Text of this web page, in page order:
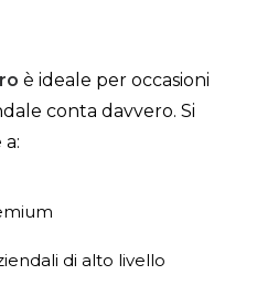
è ideale per occasioni
conta davvero. Si
di alto livello